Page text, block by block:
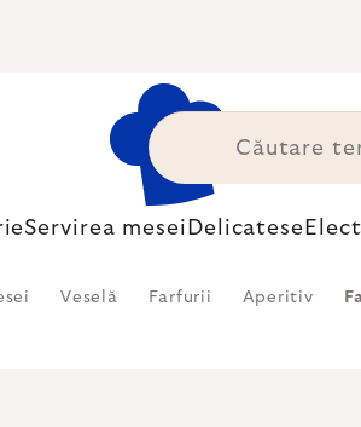
Servirea mesei Delicatese
Veselă Farfurii Aperitiv